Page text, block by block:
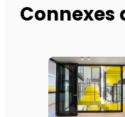
Connexes